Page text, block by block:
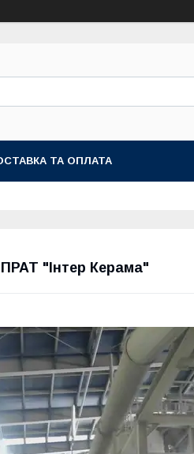
ТА ОПЛАТА
"Інтер Керама"